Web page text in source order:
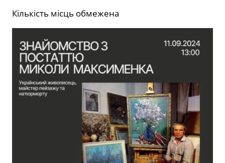
Кількість місць обмежена